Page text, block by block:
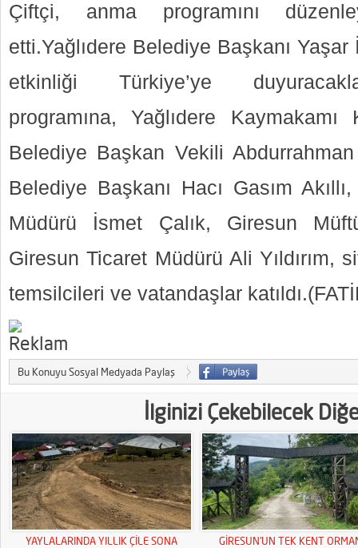
Çiftçi, anma programını
etti.Yağlıdere Belediye Başkanı
etkinliği Türkiye’ye
programına, Yağlıdere
Belediye Başkan Vekili
Belediye Başkanı Hacı Gasım
Müdürü İsmet Çalık, Giresun
Giresun Ticaret Müdürü Ali Yıldırım,
temsilcileri ve vatandaşlar
Bu Konuyu Sosyal Medyada Paylaş
İlginizi Çekebilecek
YAYLALARINDA YILLIK ÇİLE SONA
GİRESUN’UN TEK KENT